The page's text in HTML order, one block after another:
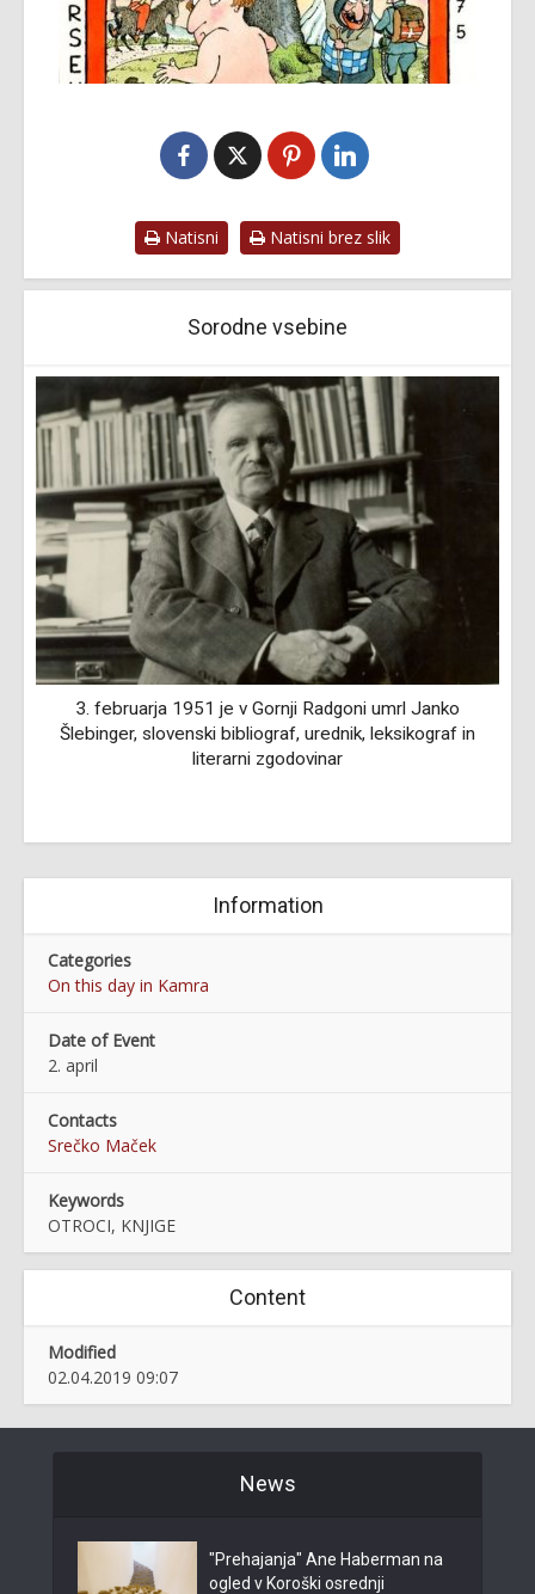
Natisni Natisni brez slik
Sorodne vsebine
3. februarja 1951 je v Gornji Radgoni umrl Janko
Šlebinger, slovenski bibliograf, urednik, leksikograf in
literarni zgodovinar
Information
Categories
On this day in Kamra
Date of Event
2. april
Contacts
Srečko Maček
Keywords
OTROCI, KNJIGE
Content
Modified
02.04.2019 09:07
News
"Prehajanja" Ane Haberman na
ogled v Koroški osrednji